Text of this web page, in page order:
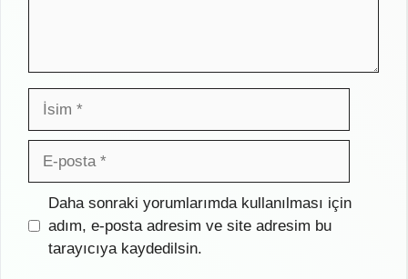
İsim
posta
İnternet
sitesi
Daha sonraki yorumlarımda kullanılması için
adım, e-posta adresim ve site adresim bu
tarayıcıya kaydedilsin.